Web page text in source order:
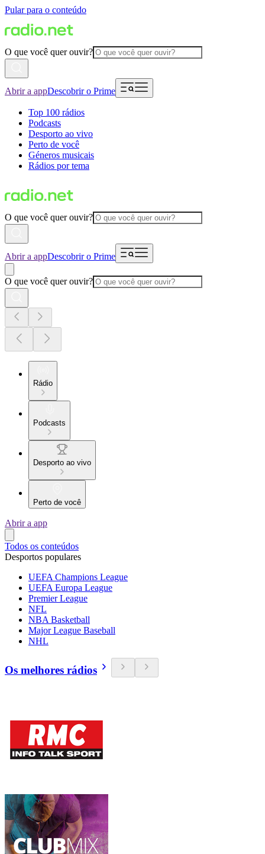
Pular para o conteúdo
O que você quer ouvir?
Abrir a appDescobrir o Prime
Top 100 rádios
Podcasts
Desporto ao vivo
Perto de você
Géneros musicais
Rádios por tema
O que você quer ouvir?
Abrir a appDescobrir o Prime
O que você quer ouvir?
Rádio
Podcasts
Desporto ao vivo
Perto de você
Abrir a app
Todos os conteúdos
Desportos populares
UEFA Champions League
UEFA Europa League
Premier League
NFL
NBA Basketball
Major League Baseball
NHL
Os melhores rádios